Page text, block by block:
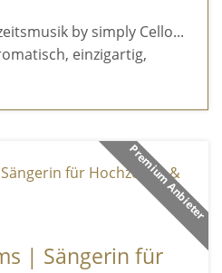
by simply Cello...
einzigartig,
Premium Anbieter
| Sängerin für